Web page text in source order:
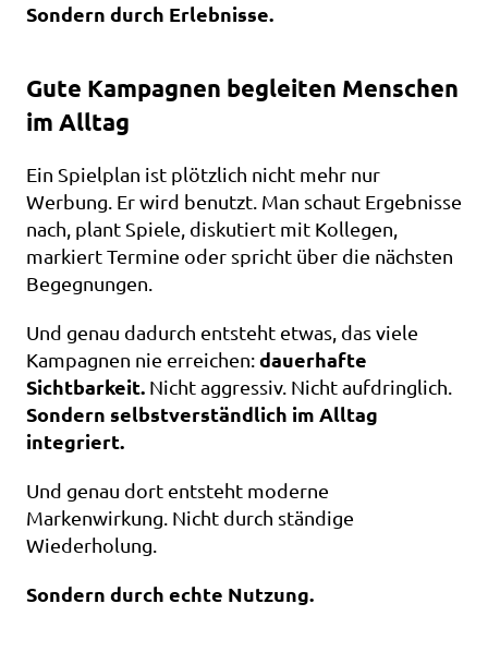
Sondern durch Erlebnisse.
Gute Kampagnen begleiten Menschen
im Alltag
Ein Spielplan ist plötzlich nicht mehr nur
Werbung. Er wird benutzt. Man schaut Ergebnisse
nach, plant Spiele, diskutiert mit Kollegen,
markiert Termine oder spricht über die nächsten
Begegnungen.
Und genau dadurch entsteht etwas, das viele
Kampagnen nie erreichen: dauerhafte
Sichtbarkeit.
Sondern selbstverständlich im Alltag
integriert.
Und genau dort entsteht moderne
Markenwirkung. Nicht durch ständige
Wiederholung.
Sondern durch echte Nutzung.